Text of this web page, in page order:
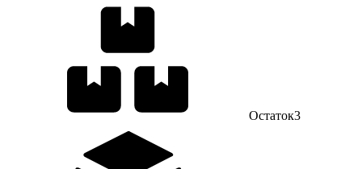
Остаток3